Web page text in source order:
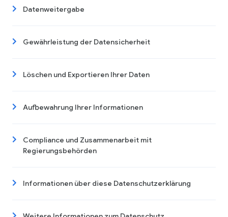
Datenweitergabe
Gewährleistung der Datensicherheit
Löschen und Exportieren Ihrer Daten
Aufbewahrung Ihrer Informationen
Compliance und Zusammenarbeit mit
Regierungsbehörden
Informationen über diese Datenschutzerklärung